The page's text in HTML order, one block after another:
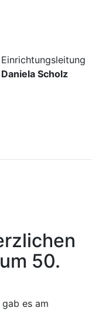
Einrichtungsleitung
Daniela Scholz
50.
es am